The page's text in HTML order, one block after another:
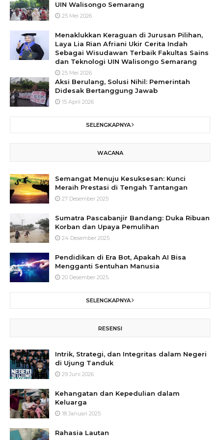
UIN Walisongo Semarang
25 Mei 2026
Menaklukkan Keraguan di Jurusan Pilihan,
Laya Lia Rian Afriani Ukir Cerita Indah
Sebagai Wisudawan Terbaik Fakultas Sains
dan Teknologi UIN Walisongo Semarang
25 Mei 2026
Aksi Berulang, Solusi Nihil: Pemerintah
Didesak Bertanggung Jawab
15 April 2026
SELENGKAPNYA
WACANA
Semangat Menuju Kesuksesan: Kunci
Meraih Prestasi di Tengah Tantangan
27 Desember 2025
Sumatra Pascabanjir Bandang: Duka Ribuan
Korban dan Upaya Pemulihan
24 Desember 2025
Pendidikan di Era Bot, Apakah AI Bisa
Mengganti Sentuhan Manusia
20 Desember 2025
SELENGKAPNYA
RESENSI
Intrik, Strategi, dan Integritas dalam Negeri
di Ujung Tanduk
29 Juni 2026
Kehangatan dan Kepedulian dalam
Keluarga
18 Januari 2025
Rahasia Lautan